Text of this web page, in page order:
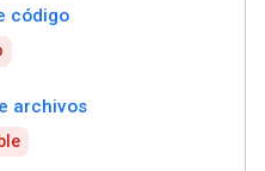
código
archivos